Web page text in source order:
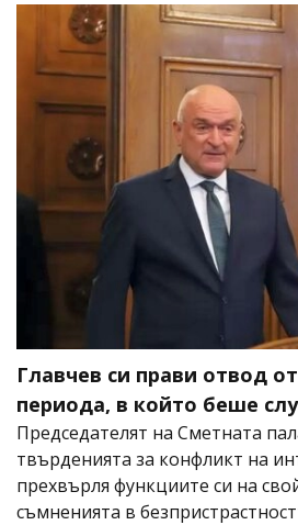
Главчев си прави отвод
периода, в който беше
Председателят на Сметната
твърденията за конфликт на
прехвърля функциите си на
съмненията в